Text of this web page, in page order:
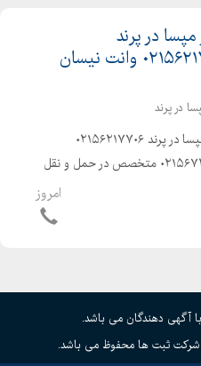
مپسا در پرند
۰۲۱۵۶۲۱۷۷۰۶ وانت نیسان
در پرند
۰۲۱۵۶۷۲۸۹۳۹ ️متخصص در حمل و نقل
منزل وجهیزیه و مبلمان و شرکتها
️باکادر مجرب و کارگران ماهر و کار
امروز
آگهی دهندگان می باشد.
ثبت ها محفوظ می باشد.